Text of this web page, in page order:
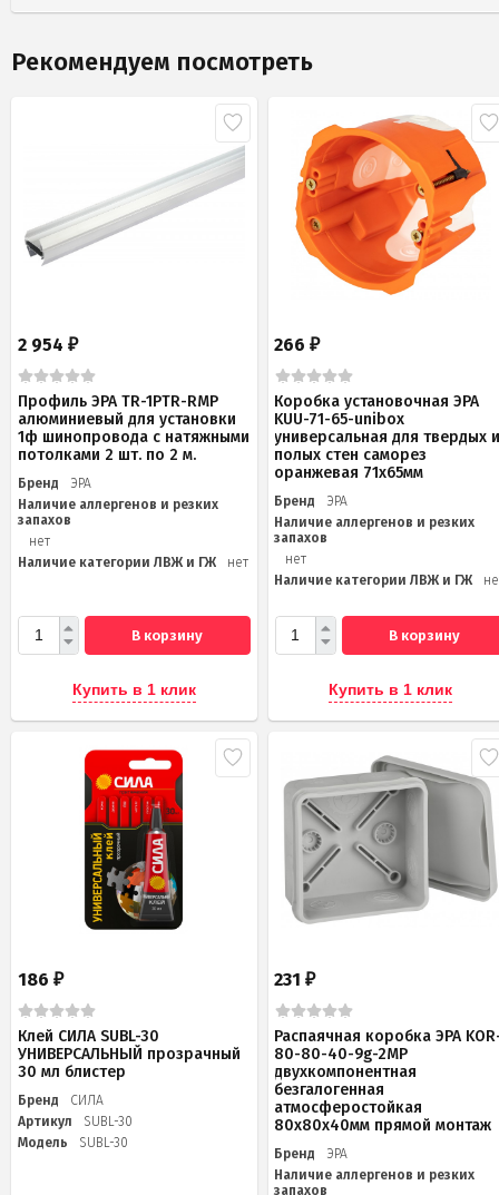
Рекомендуем посмотреть
2 954 ₽
Профиль ЭРА TR-1PTR-RMP
алюминиевый для установки
1ф шинопровода с натяжными
потолками 2 шт. по 2 м.
Бренд
ЭРА
Наличие аллергенов и резких
запахов
нет
Наличие категории ЛВЖ и ГЖ
нет
В корзину
Купить в 1 клик
266₽
Коробка установочная ЭРА
KUU-71-65-unibox
универсальная для твердых
полых стен саморез
оранжевая 71х65мм
Бренд
ЭРА
Наличие аллергенов и резких
запахов
нет
Наличие категории ЛВЖ и ГЖ
В корзину
Купить в 1 клик
186 ₽
Клей СИЛА SUBL-30
УНИВЕРСАЛЬНЫЙ прозрачный
30 мл блистер
Бренд
СИЛА
Артикул
SUBL-30
Модель
SUBL-30
231₽
Распаячная коробка ЭРА
80-80-40-9g-2MP
двухкомпонентная
безгалогенная
атмосферостойкая
80х80х40мм прямой монтаж
Бренд
ЭРА
Наличие аллергенов и резких
запахов